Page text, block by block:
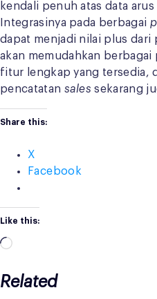
kendali penuh atas data
Integrasinya pada berbagai
dapat menjadi nilai plus dari
akan memudahkan berbagai
fitur lengkap yang tersedia,
pencatatan sales sekarang
Share this:
X
Facebook
Like this:
Loading…
Related